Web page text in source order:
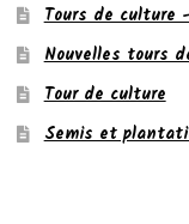
Tours de culture
Nouvelles tours
Tour de culture
Semis et